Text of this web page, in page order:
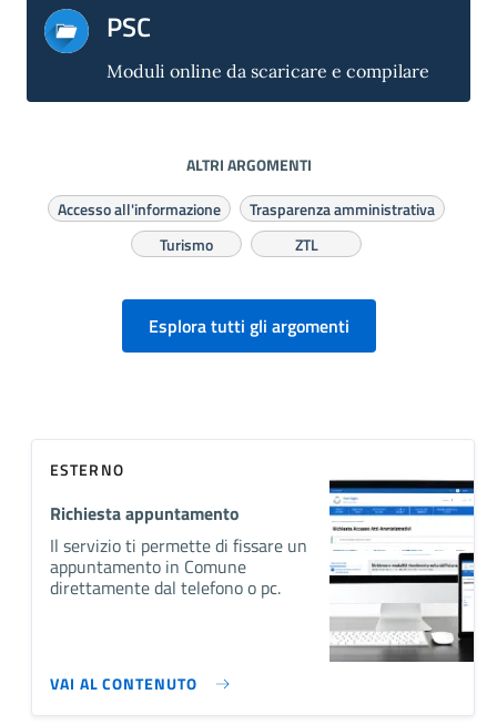
PSC
Moduli online da scaricare e compilare
ALTRI ARGOMENTI
Accesso all'informazione
Trasparenza amministrativa
Turismo
ZTL
Esplora tutti gli argomenti
ESTERNO
Richiesta appuntamento
Il servizio ti permette di fissare un
appuntamento in Comune
direttamente dal telefono o pc.
VAI AL CONTENUTO